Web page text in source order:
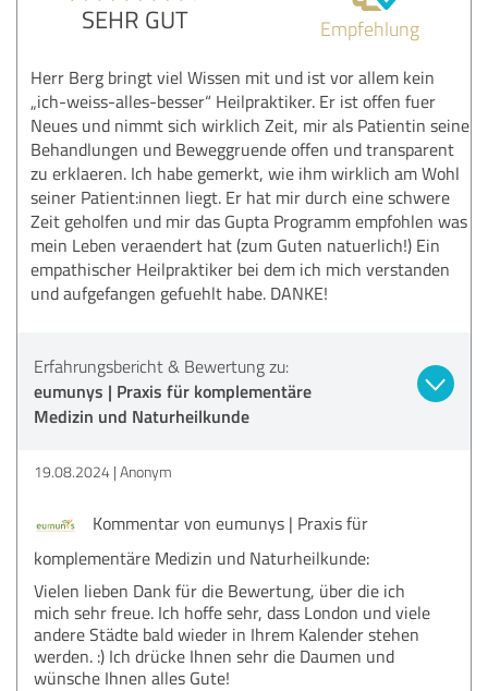
SEHR GUT Empfehlung
Herr Berg bringt viel Wissen mit und ist vor allem kein
„ich-weiss-alles-besser“ Heilpraktiker. Er ist offen fuer
Neues und nimmt sich wirklich Zeit, mir als Patientin seine
Behandlungen und Beweggruende offen und transparent
zu erklaeren. Ich habe gemerkt, wie ihm wirklich am Wohl
seiner Patient:innen liegt. Er hat mir durch eine schwere
Zeit geholfen und mir das Gupta Programm empfohlen was
mein Leben veraendert hat (zum Guten natuerlich!) Ein
empathischer Heilpraktiker bei dem ich mich verstanden
und aufgefangen gefuehlt habe. DANKE!
Erfahrungsbericht & Bewertung zu:
eumunys | Praxis für komplementäre
Medizin und Naturheilkunde
19.08.2024 Anonym
Kommentar von eumunys | Praxis für
komplementäre Medizin und Naturheilkunde:
Vielen lieben Dank für die Bewertung, über die ich
mich sehr freue. Ich hoffe sehr, dass London und viele
andere Städte bald wieder in Ihrem Kalender stehen
werden. :) Ich drücke Ihnen sehr die Daumen und
wünsche Ihnen alles Gute!